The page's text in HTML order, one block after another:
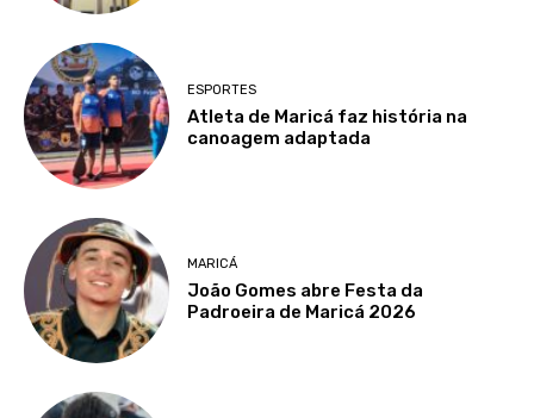
ESPORTES
Atleta de Maricá faz história na
canoagem adaptada
MARICÁ
João Gomes abre Festa da
Padroeira de Maricá 2026